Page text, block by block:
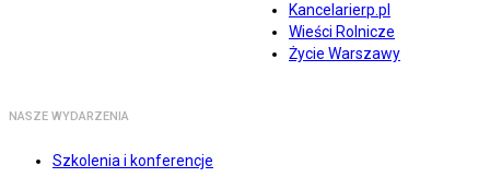
Kancelarierp.pl
Wieści Rolnicze
Życie Warszawy
NASZE WYDARZENIA
Szkolenia i konferencje